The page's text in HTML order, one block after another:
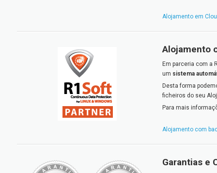
Alojamento em
Alojamento
Em parceria com
um sistema
Desta forma
ficheiros do seu
Para mais
Alojamento com
Garantias e